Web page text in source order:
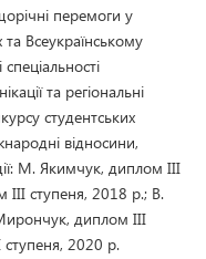
перемоги у
та Всеукраїнському
та регіональні
студентських
відносини,
М. Якимчук, диплом ІІІ
ступеня, 2018 р.; В.
диплом ІІІ
ступеня, 2020 р.